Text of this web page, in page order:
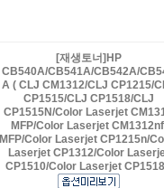
[재생토너]HP
CB540A/CB541A/CB542A/
A ( CLJ CM1312/CLJ CP1215/
CP1515/CLJ CP1518/CLJ
CP1515N/Color Laserjet
MFP/Color Laserjet
MFP/Color Laserjet CP1215n/
Laserjet CP1312/Color
CP1510/Color Laserjet